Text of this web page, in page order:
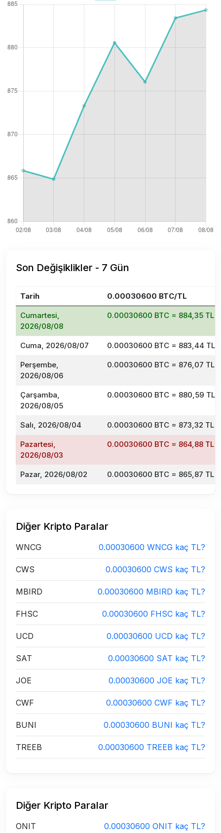
Son Değişiklikler - 7 Gün
Tarih 0.00030600 BTC/TL
Cumartesi,
2026/08/08
0.00030600 BTC = 884,35 TL
Cuma, 2026/08/07 0.00030600 BTC = 883,44 TL
Perşembe,
2026/08/06
0.00030600 BTC = 876,07 TL
Çarşamba,
2026/08/05
0.00030600 BTC = 880,59 TL
Salı, 2026/08/04 0.00030600 BTC = 873,32 TL
Pazartesi,
2026/08/03
0.00030600 BTC = 864,88 TL
Pazar, 2026/08/02 0.00030600 BTC = 865,87 TL
Diğer Kripto Paralar
WNCG 0.00030600 WNCG kaç TL?
CWS 0.00030600 CWS kaç TL?
MBIRD 0.00030600 MBIRD kaç TL?
FHSC 0.00030600 FHSC kaç TL?
UCD 0.00030600 UCD kaç TL?
SAT 0.00030600 SAT kaç TL?
JOE 0.00030600 JOE kaç TL?
CWF 0.00030600 CWF kaç TL?
BUNI 0.00030600 BUNI kaç TL?
TREEB 0.00030600 TREEB kaç TL?
Diğer Kripto Paralar
ONIT 0.00030600 ONIT kaç TL?